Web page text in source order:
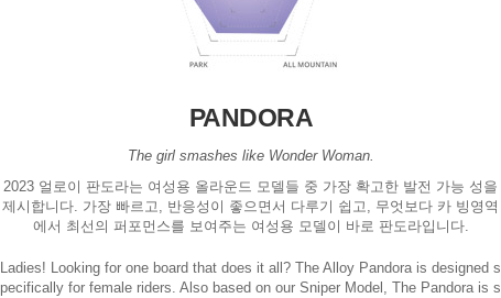
PANDORA
The girl smashes like Wonder Woman.
2023 얼로이 판도라는 여성용 올라운드 모델들 중 가장 확고한 발전 가능 성을
제시합니다. 가장 빠르고, 반응성이 좋으면서 다루기 쉽고, 무엇보다 카 빙영역
에서 최선의 퍼포먼스를 보여주는 여성용 모델이 바로 판도라입니다.
Ladies! Looking for one board that does it all? The Alloy Pandora is designed s
pecifically for female riders. Also based on our Sniper Model, The Pandora is s